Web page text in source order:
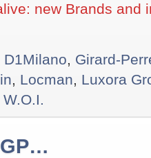
new Brands and
D1Milano
Girard-
Locman
Luxora
W.O.I.